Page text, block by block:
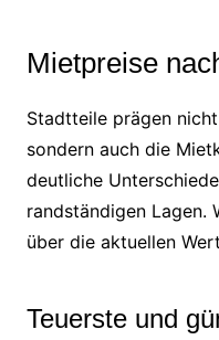
Mietpreise
Stadtteile prägen
sondern auch die
deutliche
randständigen Lagen.
über die aktuellen
Teuerste und